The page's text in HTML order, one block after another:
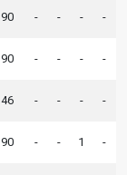
90 - - - -
90 - - - -
46 - - - -
90 - - 1 -